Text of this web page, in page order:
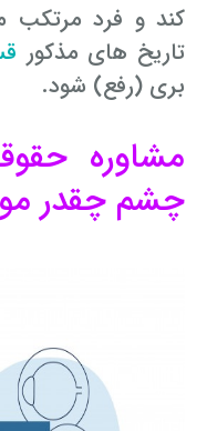
کند و فرد مرتکب
تاریخ های مذکور
بری (رفع) شود.
مشاوره
چشم چقدر